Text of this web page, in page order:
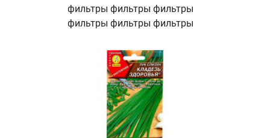
фильтры фильтры фильтры
фильтры фильтры фильтры